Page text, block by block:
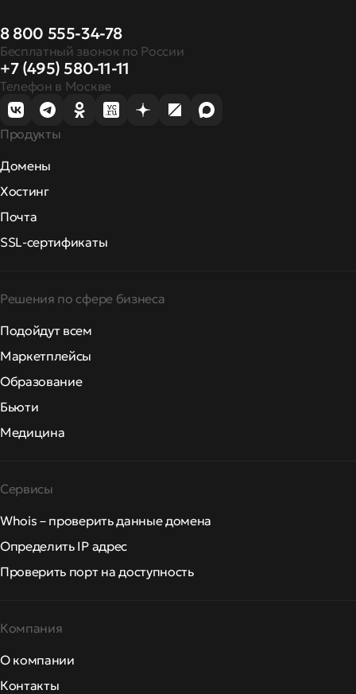
8 800 555-34-78
Бесплатный звонок по России
+7 (495) 580-11-11
Телефон в Москве
Продукты
Домены
Хостинг
Почта
SSL-сертификаты
Решения по сфере бизнеса
Подойдут всем
Маркетплейсы
Образование
Бьюти
Медицина
Сервисы
Whois – проверить данные домена
Определить IP адрес
Проверить порт на доступность
Компания
О компании
Контакты